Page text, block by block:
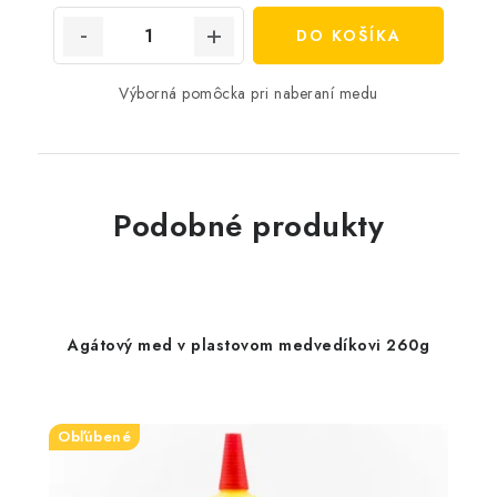
DO KOŠÍKA
Výborná pomôcka pri naberaní medu
Podobné produkty
Agátový med v plastovom medvedíkovi 260g
Obľúbené